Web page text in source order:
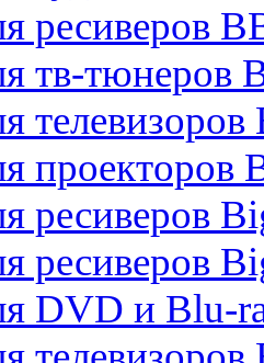
ресиверов
тв-тюнеров
телевизоров
проекторов
ресиверов
ресиверов
DVD и Blu-